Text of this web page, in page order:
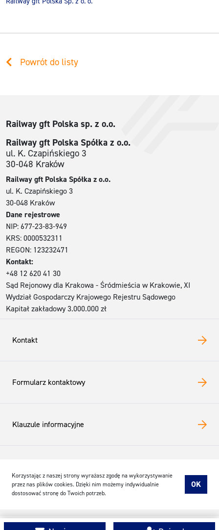
Powrót do listy
Railway gft Polska sp. z o.o.
Railway gft Polska Spółka z o.o.
ul. K. Czapińskiego 3
30-048 Kraków
Railway gft Polska Spółka z o.o.
ul. K. Czapińskiego 3
30-048 Kraków
Dane rejestrowe
NIP: 677-23-83-949
KRS: 0000532311
REGON: 123232471
Kontakt:
+48 12 620 41 30
Sąd Rejonowy dla Krakowa - Śródmieścia w Krakowie, XI
Wydział Gospodarczy Krajowego Rejestru Sądowego
Kapitał zakładowy 3.000.000 zł
Kontakt
Formularz kontaktowy
Klauzule informacyjne
Copyrights © Railway gft Polska sp. z o.o. 2026
Polityka prywatności | Polityka cookies
Korzystając z naszej strony wyrażasz zgodę na wykorzystywanie
przez nas plików cookies. Dzięki nim możemy indywidualnie
dostosować stronę do Twoich potrzeb.
OK